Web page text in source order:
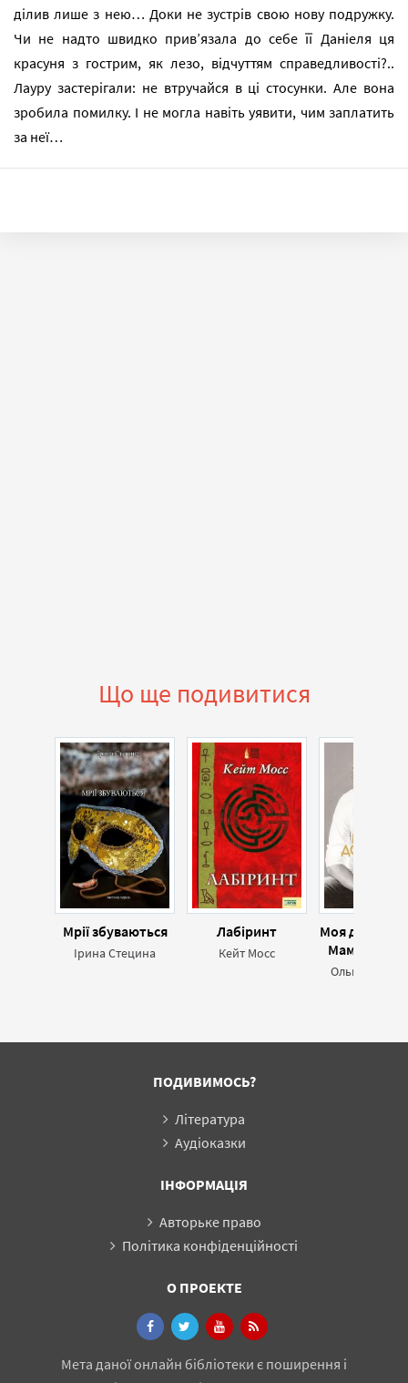
ділив лише з нею… Доки не зустрів свою нову подружку.
Чи не надто швидко прив’язала до себе її Даніеля ця
красуня з гострим, як лезо, відчуттям справедливості?..
Лауру застерігали: не втручайся в ці стосунки. Але вона
зробила помилку. І не могла навіть уявити, чим заплатить
за неї…
Що ще подивитися
Мрії збуваються
Ірина Стецина
Лабіринт
Кейт Мосс
Моя дорога
Мамина
Ольга
ПОДИВИМОСЬ?
Література
Аудіоказки
ІНФОРМАЦІЯ
Авторьке право
Політика конфіденційності
О ПРОЕКТЕ
Мета даної онлайн бібліотеки є поширення і